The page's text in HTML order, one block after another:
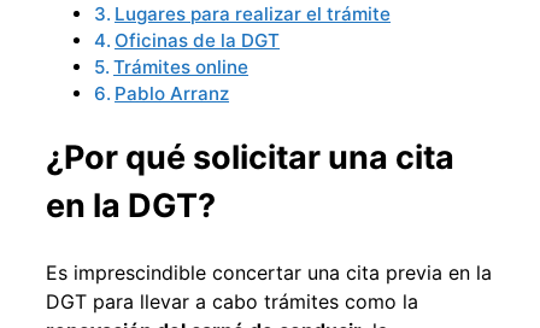
Lugares para realizar el trámite
Oficinas de la DGT
Trámites online
Pablo Arranz
¿Por qué solicitar una cita
en la DGT?
Es imprescindible concertar una cita previa en la
DGT para llevar a cabo trámites como la